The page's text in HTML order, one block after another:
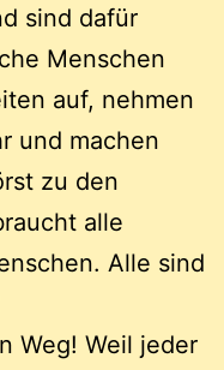
sind dafür
Menschen
auf, nehmen
und machen
zu den
alle
Alle sind
Weg! Weil jeder